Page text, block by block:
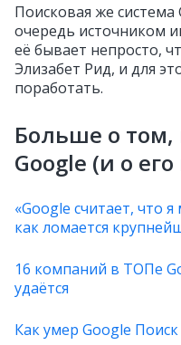
Поисковая же система
очередь источником
её бывает непросто,
Элизабет Рид, и для
поработать.
Больше о том,
Google (и о
«Google считает, что
как ломается
16 компаний в ТОПе
удаётся
Как умер Google